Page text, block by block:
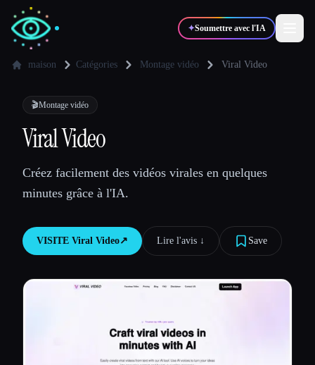
✦Soumettre avec l'IA
✍️Auteurs
💻
🎓Étudiants
maison Catégories Montage vidéo Viral Video
🎬Montage vidéo
Viral Video
Créez facilement des vidéos virales en quelques
minutes grâce à l'IA.
VISITE Viral Video↗︎ Lire l'avis ↓︎ Save